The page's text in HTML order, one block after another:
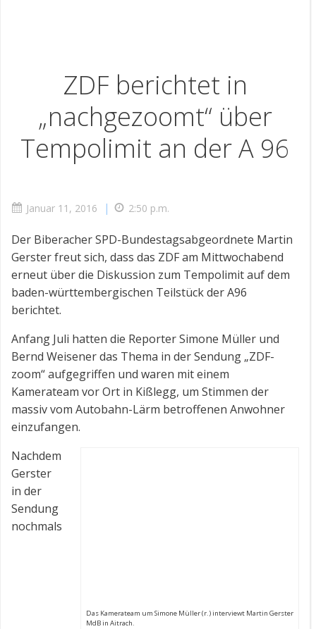
ZDF berichtet in
„nachgezoomt“ über
Tempolimit an der A 96
Januar 11, 2016 | 2:50 p.m.
Der Biberacher SPD-Bundestagsabgeordnete Martin
Gerster freut sich, dass das ZDF am Mittwochabend
erneut über die Diskussion zum Tempolimit auf dem
baden-württembergischen Teilstück der A96
berichtet.
Anfang Juli hatten die Reporter Simone Müller und
Bernd Weisener das Thema in der Sendung „ZDF-
zoom“ aufgegriffen und waren mit einem
Kamerateam vor Ort in Kißlegg, um Stimmen der
massiv vom Autobahn-Lärm betroffenen Anwohner
einzufangen.
Das Kamerateam um Simone Müller (r.) interviewt Martin Gerster
MdB in Aitrach.
Nachdem
Gerster
in der
Sendung
nochmals